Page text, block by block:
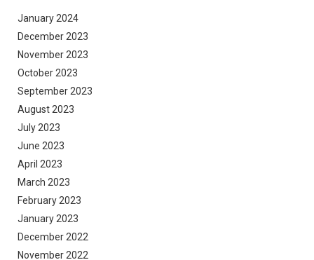
January 2024
December 2023
November 2023
October 2023
September 2023
August 2023
July 2023
June 2023
April 2023
March 2023
February 2023
January 2023
December 2022
November 2022